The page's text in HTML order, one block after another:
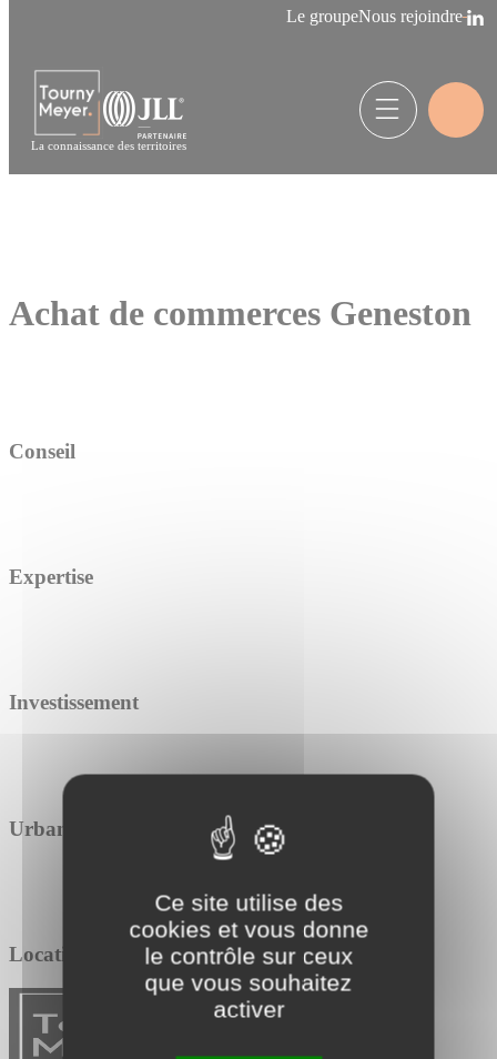
Ce site utilise des
cookies et vous donne
le contrôle sur ceux
que vous souhaitez
activer
Le groupeNous rejoindre
La connaissance des territoires
Achat de commerces Geneston
Conseil
Expertise
Investissement
Urbanisme
Location / Vente